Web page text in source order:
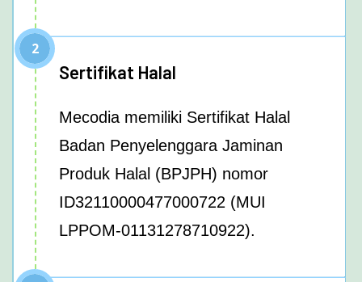
2
Sertifikat Halal
Mecodia memiliki Sertifikat Halal
Badan Penyelenggara Jaminan
Produk Halal (BPJPH) nomor
ID32110000477000722 (MUI
LPPOM-01131278710922).